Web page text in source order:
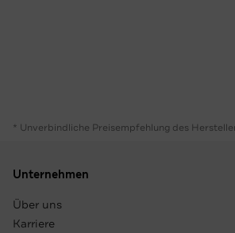
* Unverbindliche Preisempfehlung des
Unternehmen
Über uns
Karriere